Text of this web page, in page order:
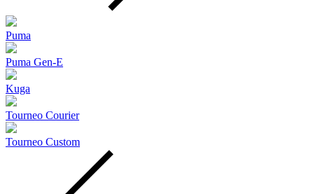
Puma
Puma Gen‑E
Kuga
Tourneo Courier
Tourneo Custom